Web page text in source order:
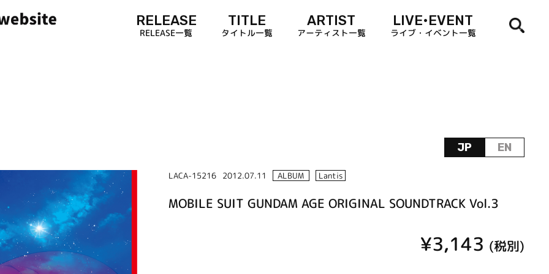
RELEASE
RELEASE一覧
TITLE
タイトル一覧
ARTIST
アーティスト一覧
LIVE•EVENT
ライブ・イベント一覧
JP EN
LACA-15216 2012.07.11 ALBUM Lantis
MOBILE SUIT GUNDAM AGE ORIGINAL SOUNDTRACK Vol.3
¥3,143 (税別)